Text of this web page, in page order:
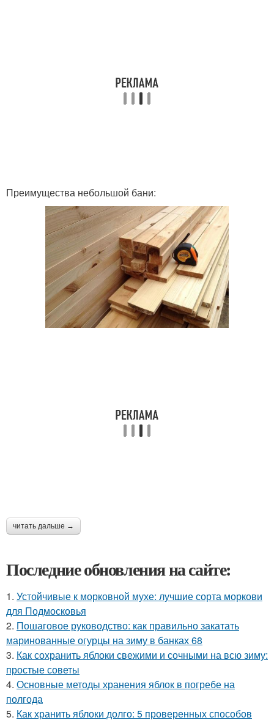
Преимущества небольшой бани:
читать дальше →
Последние обновления на сайте:
1. Устойчивые к морковной мухе: лучшие сорта моркови
для Подмосковья
2. Пошаговое руководство: как правильно закатать
маринованные огурцы на зиму в банках 68
3. Как сохранить яблоки свежими и сочными на всю зиму:
простые советы
4. Основные методы хранения яблок в погребе на
полгода
5. Как хранить яблоки долго: 5 проверенных способов